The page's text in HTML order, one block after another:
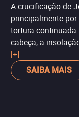
A crucificação de
principalmente
tortura continuada
cabeça, a
Afinal, a
época e na região
de Cristo’ conta,
[+]
SAIBA MAIS